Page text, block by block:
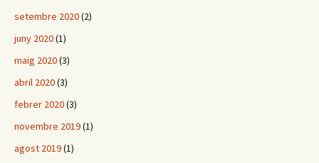
setembre 2020(2)
juny 2020(1)
maig 2020(3)
abril 2020(3)
febrer 2020(3)
novembre 2019(1)
agost 2019(1)